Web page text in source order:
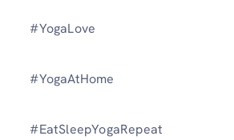
#YogaLove
#YogaAtHome
#EatSleepYogaRepeat